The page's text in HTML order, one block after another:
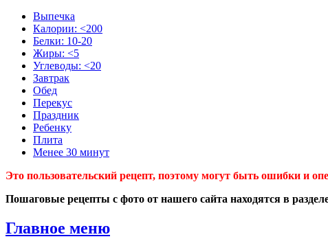
Выпечка
Калории: <200
Белки: 10-20
Жиры: <5
Углеводы: <20
Завтрак
Обед
Перекус
Праздник
Ребенку
Плита
Менее 30 минут
Это пользовательский рецепт, поэтому могут быть ошибки и
Пошаговые рецепты с фото от нашего сайта находятся в
Главное меню